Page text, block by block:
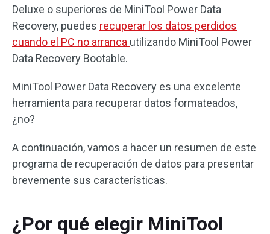
Deluxe o superiores de MiniTool Power Data
Recovery, puedes recuperar los datos perdidos
cuando el PC no arranca utilizando MiniTool Power
Data Recovery Bootable.
MiniTool Power Data Recovery es una excelente
herramienta para recuperar datos formateados,
¿no?
A continuación, vamos a hacer un resumen de este
programa de recuperación de datos para presentar
brevemente sus características.
¿Por qué elegir MiniTool